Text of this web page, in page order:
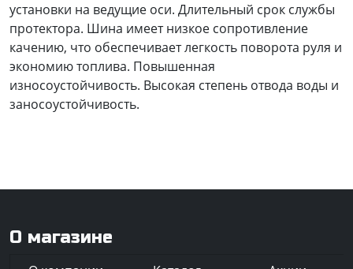
установки на ведущие оси. Длительный срок службы
протектора. Шина имеет низкое сопротивление
качению, что обеспечивает легкость поворота руля и
экономию топлива. Повышенная
износоустойчивость. Высокая степень отвода воды и
заносоустойчивость.
О магазине